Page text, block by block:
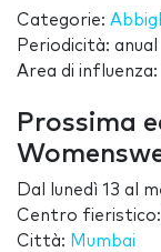
Categorie:
Periodicità: anual
Area di
Prossima
Dal lunedì 13 al
Centro fieristico:
Città: Mumbai